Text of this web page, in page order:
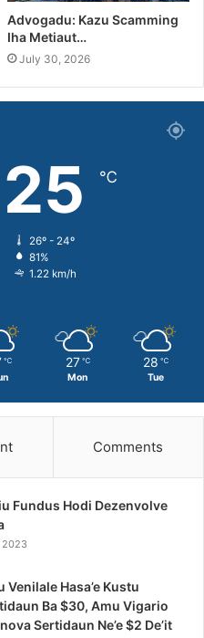
Advogadu: Kazu Scamming
Iha Metiaut…
July 30, 2026
25 ℃
26º - 24º
81%
1.22 km/h
℃ 27 ℃
Mon
28 ℃
Tue
Comments
Fundus Hodi Dezenvolve
2023
Venilale Hasa’e Kustu
Ba $30, Amu Vigario
Sertidaun Ne’e $2 De’it